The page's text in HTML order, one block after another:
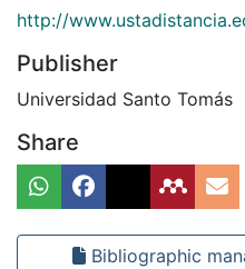
http://
Publisher
Universidad Santo Tomás
Share
Bibliographic